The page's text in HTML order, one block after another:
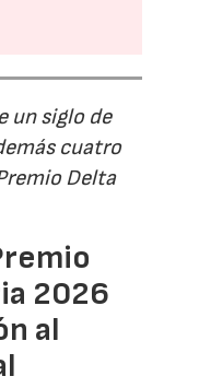
un siglo de
cuatro
Delta
2026
al